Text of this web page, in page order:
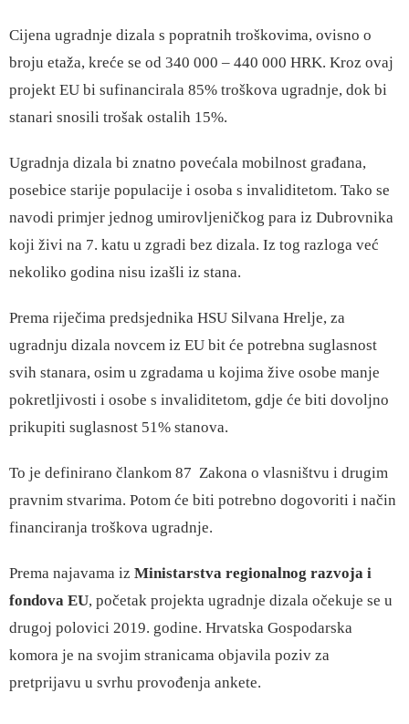
Cijena ugradnje dizala s popratnih troškovima, ovisno o
broju etaža, kreće se od 340 000 – 440 000 HRK. Kroz ovaj
projekt EU bi sufinancirala 85% troškova ugradnje, dok bi
stanari snosili trošak ostalih 15%.
Ugradnja dizala bi znatno povećala mobilnost građana,
posebice starije populacije i osoba s invaliditetom. Tako se
navodi primjer jednog umirovljeničkog para iz Dubrovnika
koji živi na 7. katu u zgradi bez dizala. Iz tog razloga već
nekoliko godina nisu izašli iz stana.
Prema riječima predsjednika HSU Silvana Hrelje, za
ugradnju dizala novcem iz EU bit će potrebna suglasnost
svih stanara, osim u zgradama u kojima žive osobe manje
pokretljivosti i osobe s invaliditetom, gdje će biti dovoljno
prikupiti suglasnost 51% stanova.
To je definirano člankom 87 Zakona o vlasništvu i drugim
pravnim stvarima. Potom će biti potrebno dogovoriti i način
financiranja troškova ugradnje.
Prema najavama iz Ministarstva regionalnog razvoja i
fondova EU, početak projekta ugradnje dizala očekuje se u
drugoj polovici 2019. godine. Hrvatska Gospodarska
komora je na svojim stranicama objavila poziv za
pretprijavu u svrhu provođenja ankete.